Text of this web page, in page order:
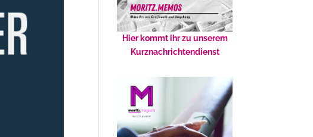
Hier kommt ihr zu unserem
Kurznachrichtendienst